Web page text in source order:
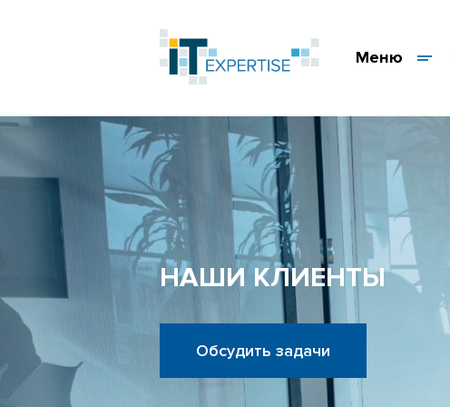
Меню
НАШИ КЛИЕНТЫ
Обсудить задачи